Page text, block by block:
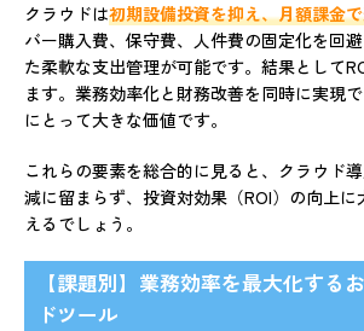
クラウドは初期設備投資を抑え、月額課金
バー購入費、保守費、人件費の固定化を回
た柔軟な支出管理が可能です。結果として
ます。業務効率化と財務改善を同時に実現
にとって大きな価値です。
これらの要素を総合的に見ると、クラウド
減に留まらず、投資対効果（ROI）の向上
えるでしょう。
【課題別】業務効率を最大化する
ドツール